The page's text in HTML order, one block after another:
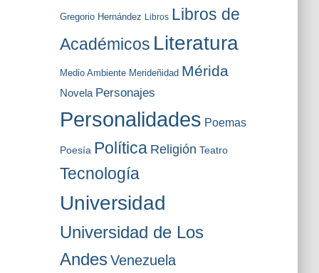
Gregorio Hernández Libros Libros de
Académicos Literatura
Medio Ambiente Merideñidad Mérida
Novela Personajes
Personalidades Poemas
Poesía Política Religión Teatro
Tecnología
Universidad
Universidad de Los
Andes Venezuela